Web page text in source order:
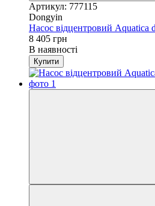
Артикул: 777115
Dongyin
Насос відцентровий Aquatica
8 405 грн
В наявності
Купити